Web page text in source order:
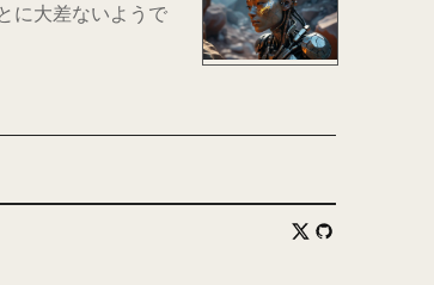
に大差ないようで